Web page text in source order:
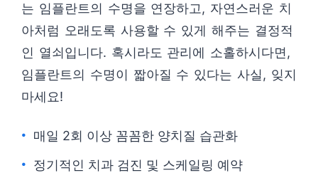
는 임플란트의 수명을 연장하고, 자연스러운 치
아처럼 오래도록 사용할 수 있게 해주는 결정적
인 열쇠입니다. 혹시라도 관리에 소홀하시다면,
임플란트의 수명이 짧아질 수 있다는 사실, 잊지
마세요!
매일 2회 이상 꼼꼼한 양치질 습관화
정기적인 치과 검진 및 스케일링 예약